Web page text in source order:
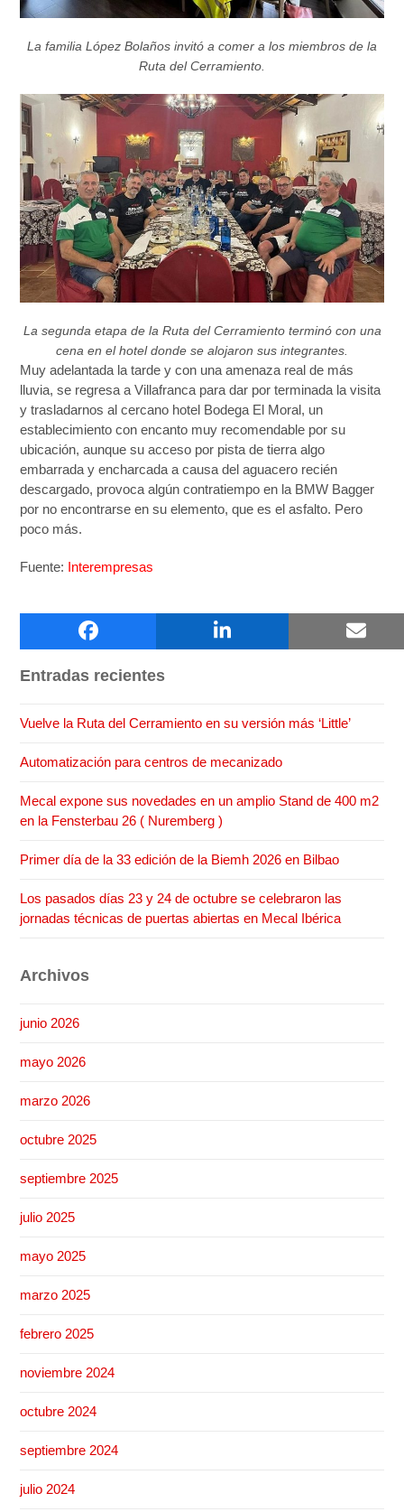
La familia López Bolaños invitó a comer a los miembros de la
Ruta del Cerramiento.
La segunda etapa de la Ruta del Cerramiento terminó con una
cena en el hotel donde se alojaron sus integrantes.
Muy adelantada la tarde y con una amenaza real de más
lluvia, se regresa a Villafranca para dar por terminada la visita
y trasladarnos al cercano hotel Bodega El Moral, un
establecimiento con encanto muy recomendable por su
ubicación, aunque su acceso por pista de tierra algo
embarrada y encharcada a causa del aguacero recién
descargado, provoca algún contratiempo en la BMW Bagger
por no encontrarse en su elemento, que es el asfalto. Pero
poco más.
Fuente: Interempresas
Buscar
Entradas recientes
Vuelve la Ruta del Cerramiento en su versión más ‘Little’
Automatización para centros de mecanizado
Mecal expone sus novedades en un amplio Stand de 400 m2
en la Fensterbau 26 ( Nuremberg )
Primer día de la 33 edición de la Biemh 2026 en Bilbao
Los pasados días 23 y 24 de octubre se celebraron las
jornadas técnicas de puertas abiertas en Mecal Ibérica
Archivos
junio 2026
mayo 2026
marzo 2026
octubre 2025
septiembre 2025
julio 2025
mayo 2025
marzo 2025
febrero 2025
noviembre 2024
octubre 2024
septiembre 2024
julio 2024